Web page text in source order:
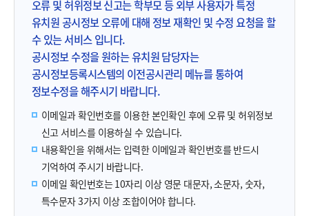
오류 및 허위정보 신고는 학부모 등 외부 사용자가 특정
유치원 공시정보 오류에 대해 정보 재확인 및 수정 요청을 할
수 있는 서비스 입니다.
공시정보 수정을 원하는 유치원 담당자는
공시정보등록시스템의 이전공시관리 메뉴를 통하여
정보수정을 해주시기 바랍니다.
이메일과 확인번호를 이용한 본인확인 후에 오류 및 허위정보
신고 서비스를 이용하실 수 있습니다.
내용확인을 위해서는 입력한 이메일과 확인번호를 반드시
기억하여 주시기 바랍니다.
이메일 확인번호는 10자리 이상 영문 대문자, 소문자, 숫자,
특수문자 3가지 이상 조합이어야 합니다.